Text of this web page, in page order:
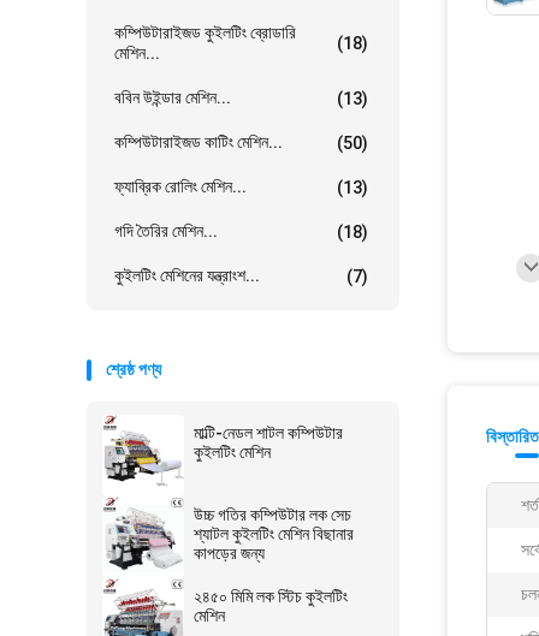
কম্পিউটারাইজড কুইলটিং ব্রোডারি
মেশিন...
(18)
ববিন উইন্ডার মেশিন... (13)
কম্পিউটারাইজড কাটিং মেশিন... (50)
ফ্যাব্রিক রোলিং মেশিন... (13)
গদি তৈরির মেশিন... (18)
কুইলটিং মেশিনের যন্ত্রাংশ... (7)
শ্রেষ্ঠ পণ্য
মাল্টি-নেডল শাটল কম্পিউটার
কুইলটিং মেশিন
উচ্চ গতির কম্পিউটার লক সেচ
শ্যাটল কুইলটিং মেশিন বিছানার
কাপড়ের জন্য
২৪৫০ মিমি লক স্টিচ কুইলটিং
মেশিন